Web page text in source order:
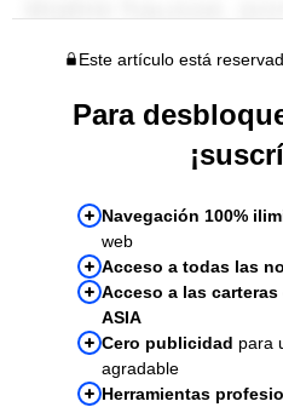
Este artículo está
Para
Navegación 100%
web
Acceso a todas las
Acceso a las carteras
ASIA
Cero publicidad para
agradable
Herramientas